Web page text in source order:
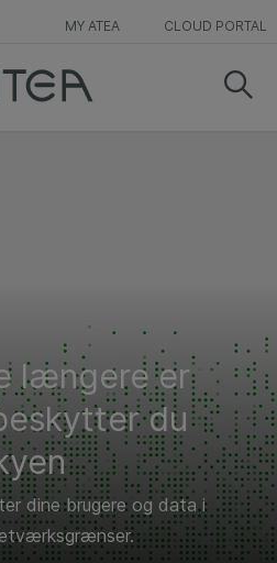
MY ATEA CLOUD PORTAL
længere er
du
dine brugere og data i